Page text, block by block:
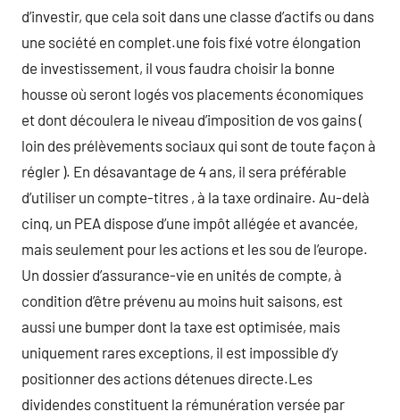
d’investir, que cela soit dans une classe d’actifs ou dans
une société en complet.une fois fixé votre élongation
de investissement, il vous faudra choisir la bonne
housse où seront logés vos placements économiques
et dont découlera le niveau d’imposition de vos gains (
loin des prélèvements sociaux qui sont de toute façon à
régler ). En désavantage de 4 ans, il sera préférable
d’utiliser un compte-titres , à la taxe ordinaire. Au-delà
cinq, un PEA dispose d’une impôt allégée et avancée,
mais seulement pour les actions et les sou de l’europe.
Un dossier d’assurance-vie en unités de compte, à
condition d’être prévenu au moins huit saisons, est
aussi une bumper dont la taxe est optimisée, mais
uniquement rares exceptions, il est impossible d’y
positionner des actions détenues directe.Les
dividendes constituent la rémunération versée par